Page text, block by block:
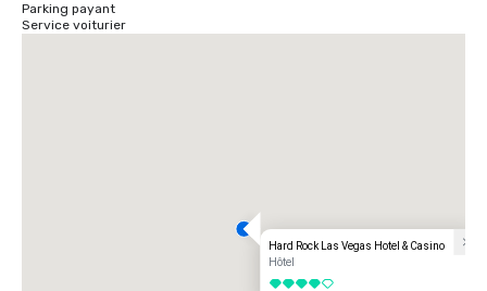
Parking payant
Service voiturier
Hard Rock Las Vegas Hotel & Casino
Hôtel
4 sur 5